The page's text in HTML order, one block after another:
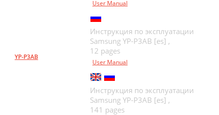
YP-P3AB
User Manual
Инструкция по эксплуатации
Samsung YP-P3AB [es] ,
12 pages
User Manual
Инструкция по эксплуатации
Samsung YP-P3AB [es] ,
141 pages